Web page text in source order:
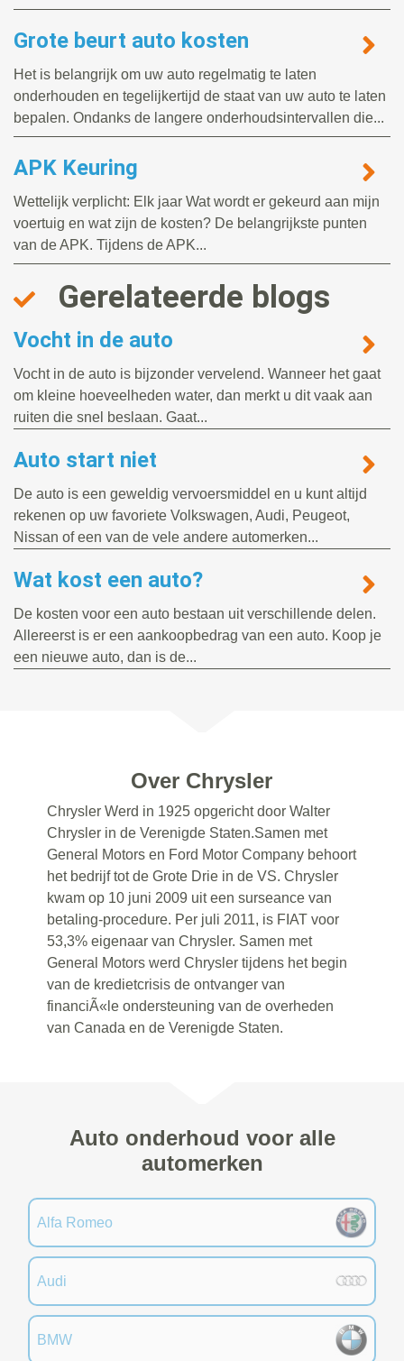
Grote beurt auto kosten
Het is belangrijk om uw auto regelmatig te laten
onderhouden en tegelijkertijd de staat van uw auto te laten
bepalen. Ondanks de langere onderhoudsintervallen die...
APK Keuring
Wettelijk verplicht: Elk jaar Wat wordt er gekeurd aan mijn
voertuig en wat zijn de kosten? De belangrijkste punten
van de APK. Tijdens de APK...
Gerelateerde blogs
Vocht in de auto
Vocht in de auto is bijzonder vervelend. Wanneer het gaat
om kleine hoeveelheden water, dan merkt u dit vaak aan
ruiten die snel beslaan. Gaat...
Auto start niet
De auto is een geweldig vervoersmiddel en u kunt altijd
rekenen op uw favoriete Volkswagen, Audi, Peugeot,
Nissan of een van de vele andere automerken...
Wat kost een auto?
De kosten voor een auto bestaan uit verschillende delen.
Allereerst is er een aankoopbedrag van een auto. Koop je
een nieuwe auto, dan is de...
Over Chrysler
Chrysler Werd in 1925 opgericht door Walter
Chrysler in de Verenigde Staten.Samen met
General Motors en Ford Motor Company behoort
het bedrijf tot de Grote Drie in de VS. Chrysler
kwam op 10 juni 2009 uit een surseance van
betaling-procedure. Per juli 2011, is FIAT voor
53,3% eigenaar van Chrysler. Samen met
General Motors werd Chrysler tijdens het begin
van de kredietcrisis de ontvanger van
financiÃ«le ondersteuning van de overheden
van Canada en de Verenigde Staten.
Auto onderhoud voor alle
automerken
Alfa Romeo
Audi
BMW